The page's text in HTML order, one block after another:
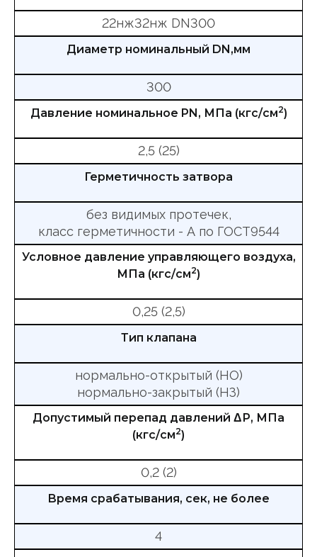
22нж32нж DN300
Диаметр номинальный DN,мм
300
Давление номинальное PN, МПа (кгс/см2)
2,5 (25)
Герметичность затвора
без видимых протечек,
класс герметичности - А по ГОСТ9544
Условное давление управляющего воздуха,
МПа (кгс/см2)
0,25 (2,5)
Тип клапана
нормально-открытый (НО)
нормально-закрытый (НЗ)
Допустимый перепад давлений ΔР, МПа
(кгс/см2)
0,2 (2)
Время срабатывания, сек, не более
4